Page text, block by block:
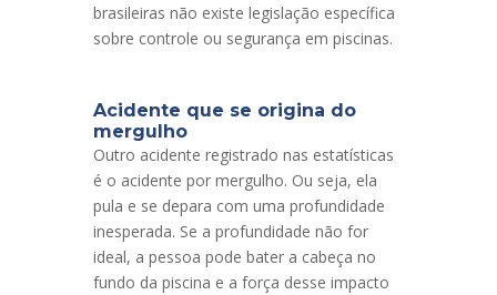
brasileiras não existe legislação específica
sobre controle ou segurança em piscinas.
Acidente que se origina do
mergulho
Outro acidente registrado nas estatísticas
é o acidente por mergulho. Ou seja, ela
pula e se depara com uma profundidade
inesperada. Se a profundidade não for
ideal, a pessoa pode bater a cabeça no
fundo da piscina e a força desse impacto